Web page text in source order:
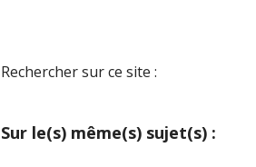
Rechercher sur ce site :
Sur le(s) même(s) sujet(s) :